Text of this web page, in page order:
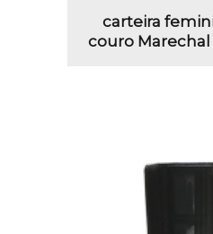
carteira
couro